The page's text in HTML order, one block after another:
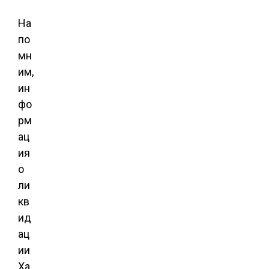
На
по
мн
им,
ин
фо
рм
ац
ия
о
ли
кв
ид
ац
ии
Ха